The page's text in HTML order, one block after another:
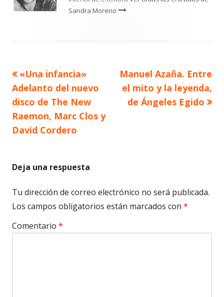
Sandra Moreno
Navegación
de
entradas
Artículo
anterior
«Una infancia»
Adelanto del nuevo
disco de The New
Raemon, Marc Clos y
David Cordero
Artículo
siguiente
Manuel Azaña. Entre
el mito y la leyenda,
de Ángeles Egido
Deja una respuesta
Tu dirección de correo electrónico no será publicada.
Los campos obligatorios están marcados con *
Comentario *